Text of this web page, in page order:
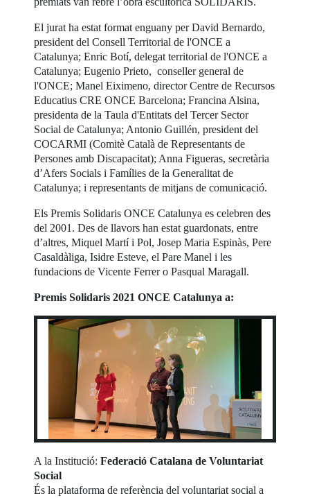
El jurat ha estat format enguany per David Bernardo,
president del Consell Territorial de l'ONCE a
Catalunya; Enric Botí, delegat territorial de l'ONCE a
Catalunya; Eugenio Prieto, conseller general de
l'ONCE; Manel Eiximeno, director Centre de Recursos
Educatius CRE ONCE Barcelona; Francina Alsina,
presidenta de la Taula d'Entitats del Tercer Sector
Social de Catalunya; Antonio Guillén, president del
COCARMI (Comitè Català de Representants de
Persones amb Discapacitat); Anna Figueras, secretària
d’Afers Socials i Famílies de la Generalitat de
Catalunya; i representants de mitjans de comunicació.
Els Premis Solidaris ONCE Catalunya es celebren des
del 2001. Des de llavors han estat guardonats, entre
d’altres, Miquel Martí i Pol, Josep Maria Espinàs, Pere
Casaldàliga, Isidre Esteve, el Pare Manel i les
fundacions de Vicente Ferrer o Pasqual Maragall.
Premis Solidaris 2021 ONCE Catalunya a:
A la Institució:Federació Catalana de Voluntariat
Social
És la plataforma de referència del voluntariat social a